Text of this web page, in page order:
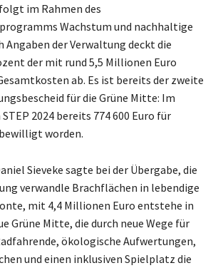
im Rahmen des
Wachstum und nachhaltige
Angaben der Verwaltung deckt die
der mit rund 5,5 Millionen Euro
ab. Es ist bereits der zweite
für die Grüne Mitte: Im
2024 bereits 774 600 Euro für
worden.
Sieveke sagte bei der Übergabe, die
verwandle Brachflächen in lebendige
mit 4,4 Millionen Euro entstehe in
Grüne Mitte, die durch neue Wege für
ökologische Aufwertungen,
und einen inklusiven Spielplatz die